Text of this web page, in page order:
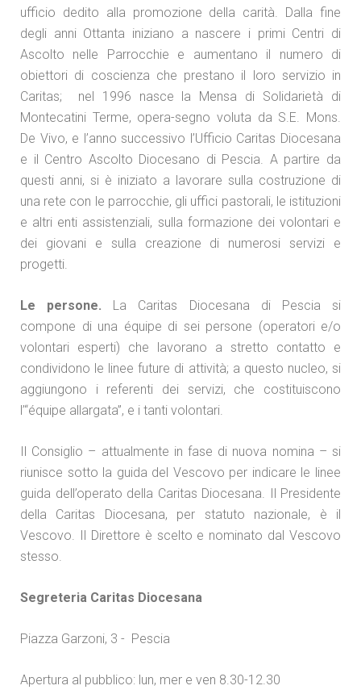
ufficio dedito alla promozione della carità. Dalla fine
degli anni Ottanta iniziano a nascere i primi Centri di
Ascolto nelle Parrocchie e aumentano il numero di
obiettori di coscienza che prestano il loro servizio in
Caritas; nel 1996 nasce la Mensa di Solidarietà di
Montecatini Terme, opera-segno voluta da S.E. Mons.
De Vivo, e l’anno successivo l’Ufficio Caritas Diocesana
e il Centro Ascolto Diocesano di Pescia. A partire da
questi anni, si è iniziato a lavorare sulla costruzione di
una rete con le parrocchie, gli uffici pastorali, le istituzioni
e altri enti assistenziali, sulla formazione dei volontari e
dei giovani e sulla creazione di numerosi servizi e
progetti.
Le persone. La Caritas Diocesana di Pescia si
compone di una équipe di sei persone (operatori e/o
volontari esperti) che lavorano a stretto contatto e
condividono le linee future di attività; a questo nucleo, si
aggiungono i referenti dei servizi, che costituiscono
l’“équipe allargata”, e i tanti volontari.
Il Consiglio – attualmente in fase di nuova nomina – si
riunisce sotto la guida del Vescovo per indicare le linee
guida dell’operato della Caritas Diocesana. Il Presidente
della Caritas Diocesana, per statuto nazionale, è il
Vescovo. Il Direttore è scelto e nominato dal Vescovo
stesso.
Segreteria Caritas Diocesana
Piazza Garzoni, 3 - Pescia
Apertura al pubblico: lun, mer e ven 8.30-12.30